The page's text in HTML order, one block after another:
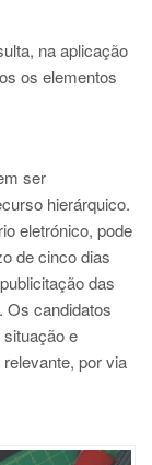
na aplicação
os elementos
ser
hierárquico.
eletrónico, pode
de cinco dias
das
. Os candidatos
e
por via